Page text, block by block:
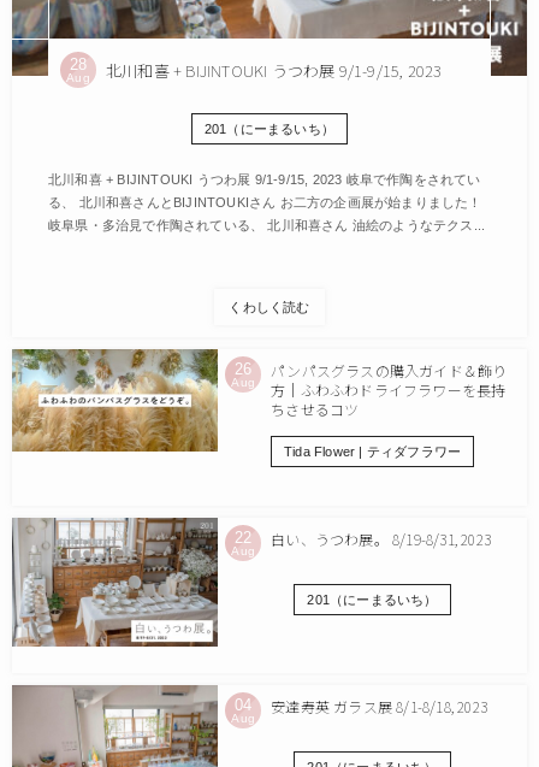
28
Aug 北川和喜 + BIJINTOUKI うつわ展 9/1-9/15, 2023
201（にーまるいち）
北川和喜 + BIJINTOUKI うつわ展 9/1-9/15, 2023 岐阜で作陶をされてい
る、 北川和喜さんとBIJINTOUKIさん お二方の企画展が始まりました！
岐阜県・多治見で作陶されている、 北川和喜さん 油絵のようなテクス...
くわしく読む
26
Aug
パンパスグラスの購入ガイド＆飾り
方｜ふわふわドライフラワーを長持
ちさせるコツ
Tida Flower | ティダフラワー
22
Aug
白い、うつわ展。 8/19-8/31, 2023
201（にーまるいち）
04
Aug
安達寿英 ガラス展 8/1-8/18, 2023